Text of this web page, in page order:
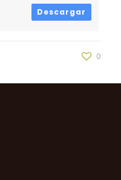
Descargar
0